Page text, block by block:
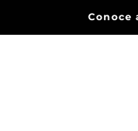
Conoce